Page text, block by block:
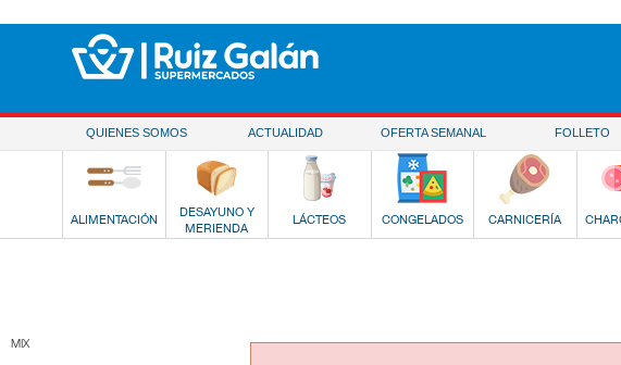
QUIENES SOMOS ACTUALIDAD OFERTA SEMANAL FOLLETO
ALIMENTACIÓN
DESAYUNO Y
MERIENDA
LÁCTEOS CONGELADOS CARNICERÍA
MIX